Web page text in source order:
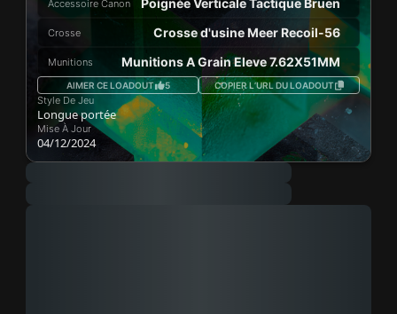
Accessoire Canon Poignée Verticale Tactique Bruen
Crosse Crosse d'usine Meer Recoil-56
Munitions Munitions A Grain Eleve 7.62X51MM
AIMER CE LOADOUT 5 COPIER L’URL DU LOADOUT
Style De Jeu
Longue portée
Mise À Jour
04/12/2024